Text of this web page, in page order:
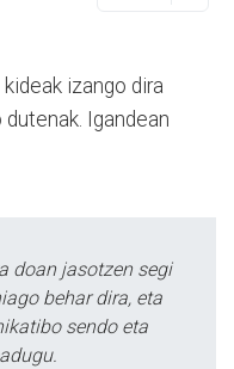
izango dira
Igandean
doan jasotzen segi
behar dira, eta
sendo eta